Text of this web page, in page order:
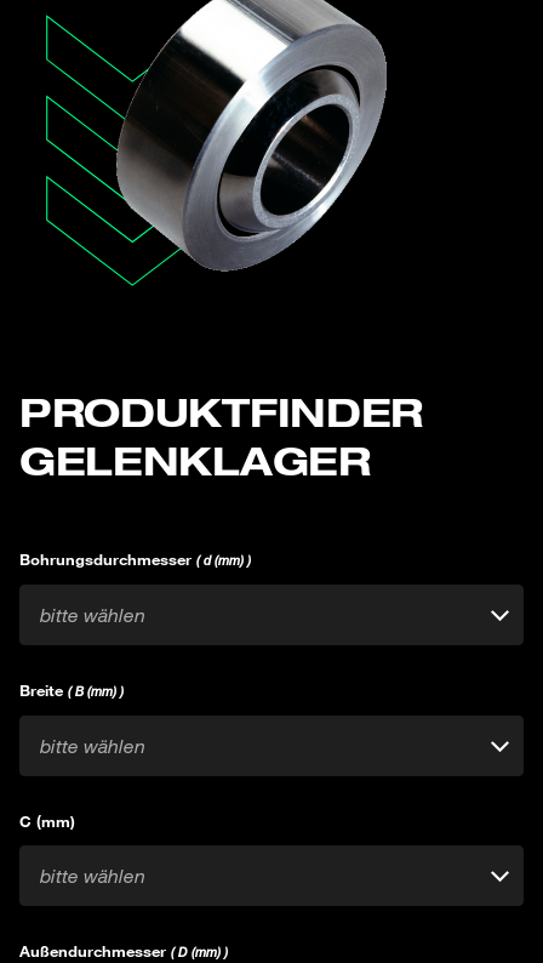
PRODUKTFINDER
GELENKLAGER
Bohrungsdurchmesser ( d (mm) )
bitte wählen
Breite ( B (mm) )
bitte wählen
C (mm)
bitte wählen
Außendurchmesser ( D (mm) )